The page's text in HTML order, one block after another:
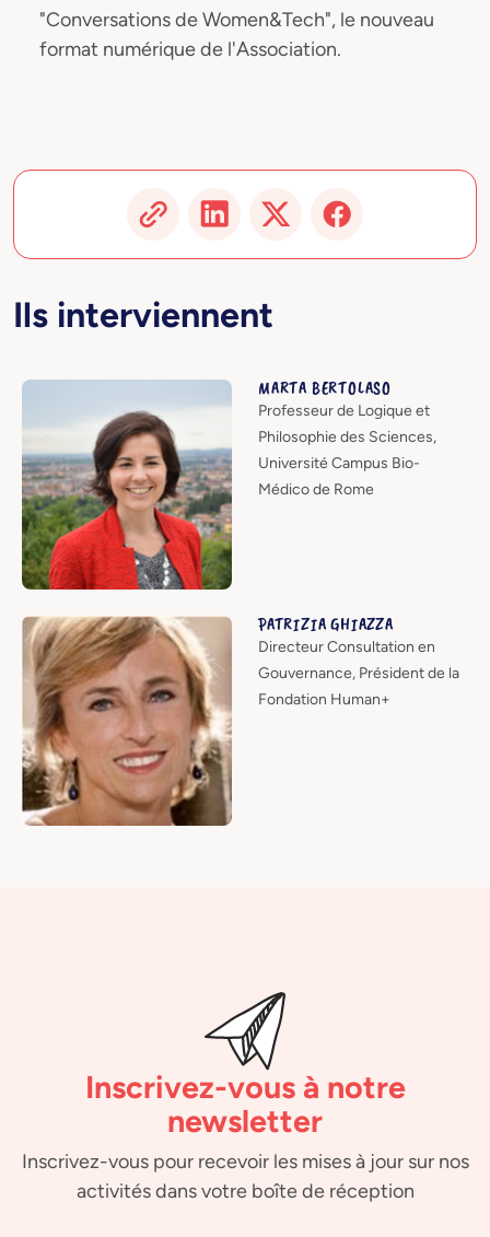
"Conversations de Women&Tech", le nouveau
format numérique de l'Association.
Ils interviennent
MARTA BERTOLASO
Professeur de Logique et
Philosophie des Sciences,
Université Campus Bio-
Médico de Rome
PATRIZIA GHIAZZA
Directeur Consultation en
Gouvernance, Président de la
Fondation Human+
Inscrivez-vous à notre
newsletter
Inscrivez-vous pour recevoir les mises à jour sur nos
activités dans votre boîte de réception